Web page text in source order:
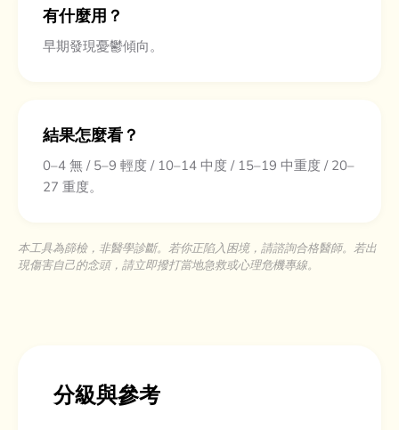
有什麼用？
早期發現憂鬱傾向。
結果怎麼看？
0–4 無 / 5–9 輕度 / 10–14 中度 / 15–19 中重度 / 20–
27 重度。
本工具為篩檢，非醫學診斷。若你正陷入困境，請諮詢合格醫師。若出
現傷害自己的念頭，請立即撥打當地急救或心理危機專線。
分級與參考